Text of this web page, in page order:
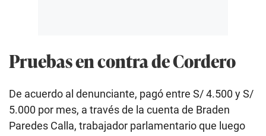
Pruebas en contra de Cordero
De acuerdo al denunciante, pagó entre S/ 4.500 y S/
5.000 por mes, a través de la cuenta de Braden
Paredes Calla, trabajador parlamentario que luego